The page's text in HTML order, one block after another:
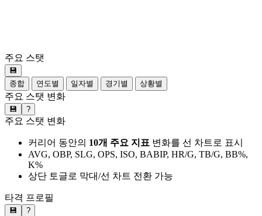
주요 스탯
💾
종합
연도별 일자별 경기별 상황별
주요 스탯 변화
💾 ?
주요 스탯 변화
커리어 동안의 10개 주요 지표 변화를 선 차트로 표시
AVG, OBP, SLG, OPS, ISO, BABIP, HR/G, TB/G, BB%,
K%
상단 토글로 막대/선 차트 전환 가능
타격 프로필
💾 ?